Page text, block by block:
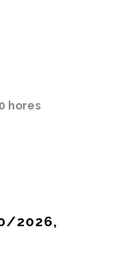
hores
2026,